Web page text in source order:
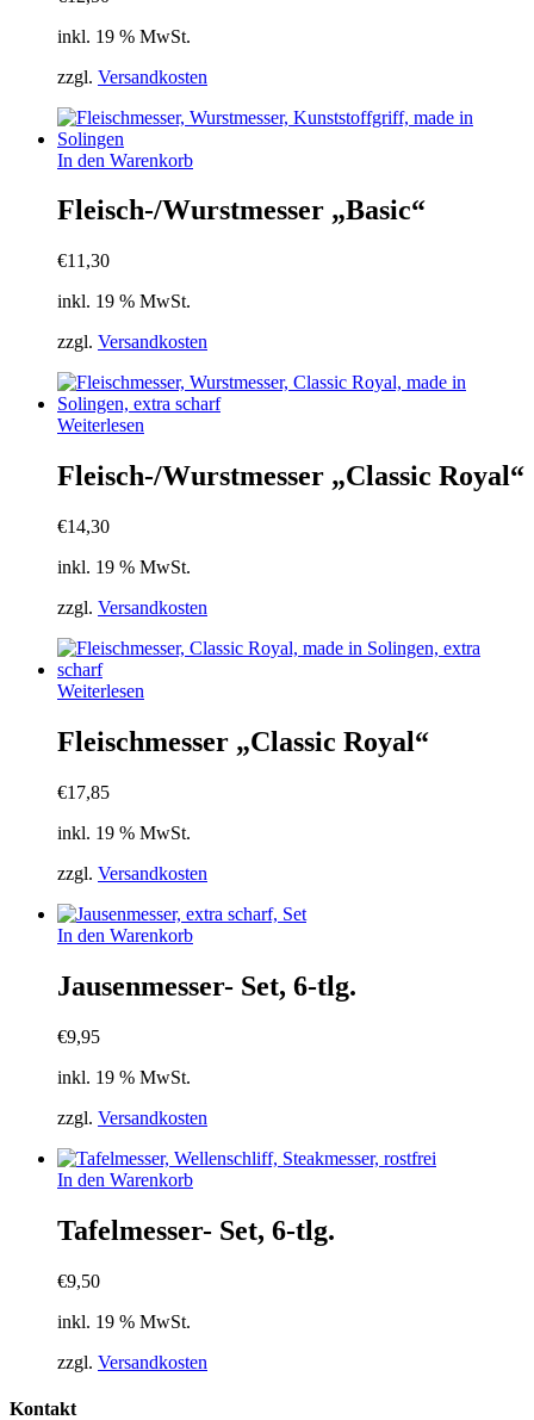
inkl. 19 % MwSt.
zzgl. Versandkosten
In den Warenkorb
Fleisch-/Wurstmesser „Basic“
€11,30
inkl. 19 % MwSt.
zzgl. Versandkosten
Weiterlesen
Fleisch-/Wurstmesser „Classic Royal“
€14,30
inkl. 19 % MwSt.
zzgl. Versandkosten
Weiterlesen
Fleischmesser „Classic Royal“
€17,85
inkl. 19 % MwSt.
zzgl. Versandkosten
In den Warenkorb
Jausenmesser- Set, 6-tlg.
€9,95
inkl. 19 % MwSt.
zzgl. Versandkosten
In den Warenkorb
Tafelmesser- Set, 6-tlg.
€9,50
inkl. 19 % MwSt.
zzgl. Versandkosten
Kontakt